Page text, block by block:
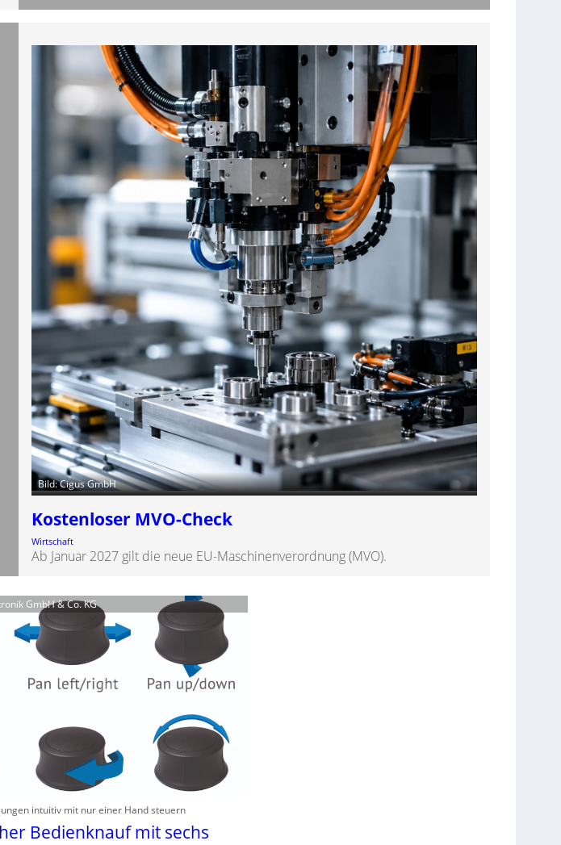
Bild: Cigus GmbH
Kostenloser MVO-Check
Wirtschaft
Ab Januar 2027 gilt die neue EU-Maschinenverordnung (MVO).
GmbH & Co. KG
intuitiv mit nur einer Hand steuern
Bedienknauf mit sechs